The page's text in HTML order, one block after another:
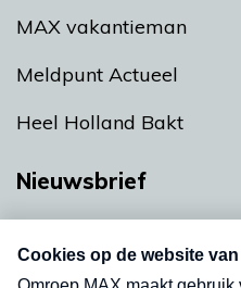
MAX vakantieman
Meldpunt Actueel
Heel Holland Bakt
Nieuwsbrief
nieuwsbrief. Elke
uw mailbox.